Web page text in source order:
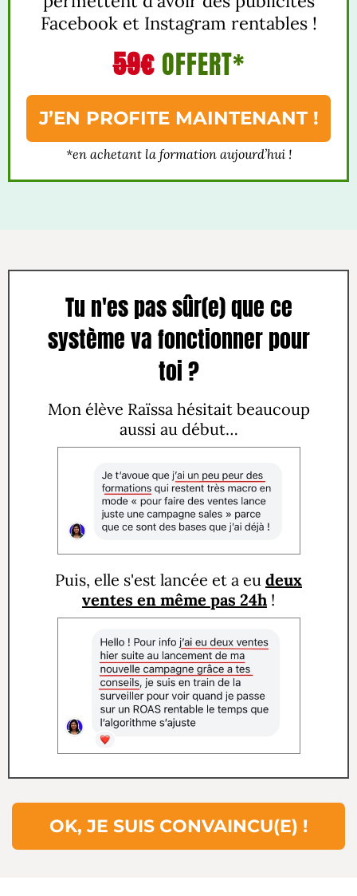
Facebook et Instagram rentables !
59€ OFFERT*
J’EN PROFITE MAINTENANT !
*en achetant la formation aujourd’hui !
Tu n'es pas sûr(e) que ce
système va fonctionner pour
toi ?
Mon élève Raïssa hésitait beaucoup
aussi au début…
Puis, elle s'est lancée et a eu deux
ventes en même pas 24h !
OK, JE SUIS CONVAINCU(E) !